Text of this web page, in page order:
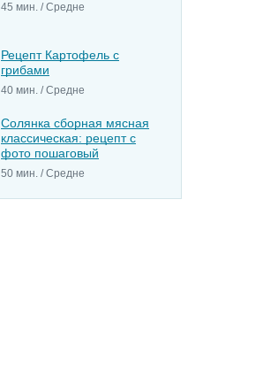
45 мин. / Средне
Рецепт Картофель с
грибами
40 мин. / Средне
Солянка сборная мясная
классическая: рецепт с
фото пошаговый
50 мин. / Средне